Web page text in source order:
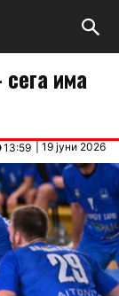
има
19 јуни 2026
13:59